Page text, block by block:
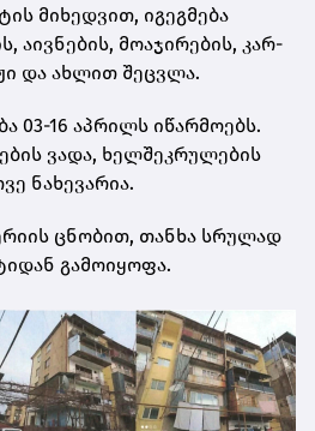
მიხედვით, იგეგმება
აივნების, მოაჯირების, კარ-
და ახლით შეცვლა.
03-16 აპრილს იწარმოებს.
ვადა, ხელშეკრულების
ნახევარია.
ცნობით, თანხა სრულად
გამოიყოფა.